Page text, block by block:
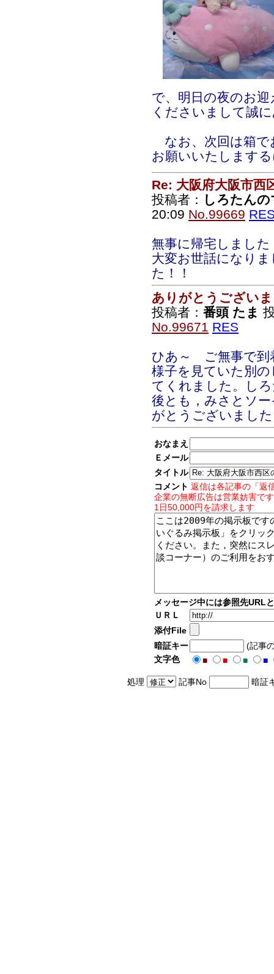
で、明日の夜のお
くださいまして誠
なお、次回は箱で
お願いいたします
Re: 大阪府大阪市西
投稿者： しろたんの
20:09 No.99669
無事に帰宅しまし
大変お世話になり
た！！
ありがとうござい
投稿者： 番頭 たま
No.99671 RES
ひあ～ ご無事で到
様子を見ていた別
てくれました。し
後とも，みさとソ
がとうございまし
おなまえ
Ｅメール
タイトル
コメント 返信は各記事の「返
企業の無断広告は営業妨害で
1日50,000円を請求します
メッセージ中には参照先URL
ＵＲＬ
添付File
暗証キー
(記事
文字色
■ ■ ■ ■
処理 記事No 暗証